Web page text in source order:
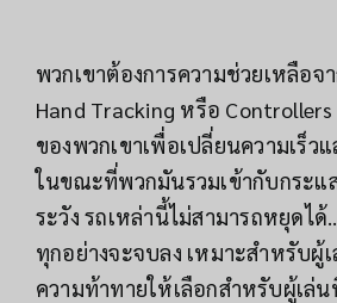
พวกเขาต้องการความช่วยเหลือจ
Hand Tracking หรือ
ของพวกเขาเพื่อเปลี่ยนความเร็ว
ในขณะที่พวกมันรวมเข้ากับกระแ
ระวัง รถเหล่านี้ไม่สามารถหยุดไ
ทุกอย่างจะจบลง เหมาะสำหรับผู้
ความท้าทายให้เลือกสำหรับผู้เล่น